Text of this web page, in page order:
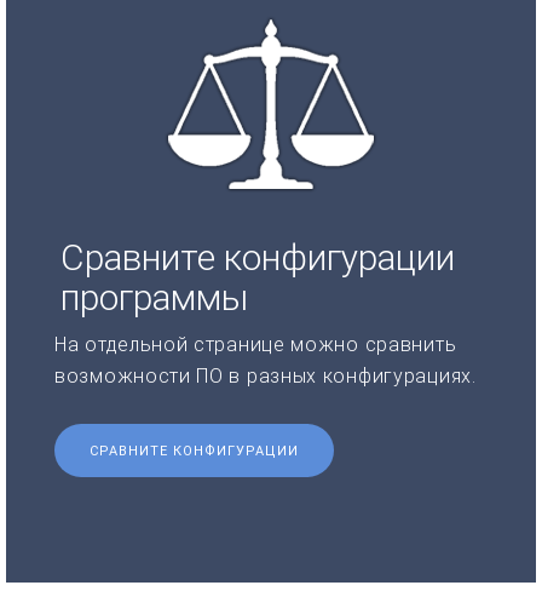
Сравните конфигурации
программы
На отдельной странице можно сравнить
возможности ПО в разных конфигурациях.
СРАВНИТЕ КОНФИГУРАЦИИ